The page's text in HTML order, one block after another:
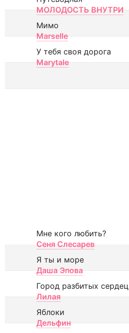
МОЛОДОСТЬ ВНУТРИ
Мимо
Marselle
У тебя своя дорога
Marytale
Мне кого любить?
Сеня Слесарев
Я ты и море
Даша Эпова
Город разбитых сердец
Лилая
Яблоки
Дельфин